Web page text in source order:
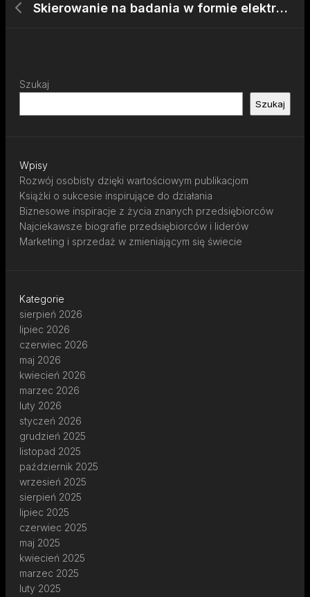
Skierowanie na badania w formie elektronicznej
Szukaj
Szukaj
Wpisy
Rozwój osobisty dzięki wartościowym publikacjom
Książki o sukcesie inspirujące do działania
Biznesowe inspiracje z życia znanych przedsiębiorców
Najciekawsze biografie przedsiębiorców i liderów
Marketing i sprzedaż w zmieniającym się świecie
Kategorie
sierpień 2026
lipiec 2026
czerwiec 2026
maj 2026
kwiecień 2026
marzec 2026
luty 2026
styczeń 2026
grudzień 2025
listopad 2025
październik 2025
wrzesień 2025
sierpień 2025
lipiec 2025
czerwiec 2025
maj 2025
kwiecień 2025
marzec 2025
luty 2025